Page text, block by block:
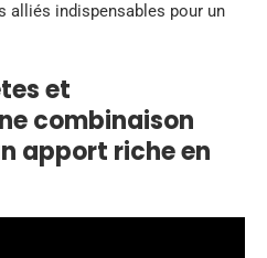
alliés indispensables pour un
et
combinaison
apport riche en